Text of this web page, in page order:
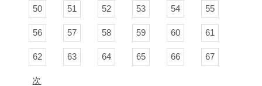
50 51 52 53 54 55
56 57 58 59 60 61
62 63 64 65 66 67
次